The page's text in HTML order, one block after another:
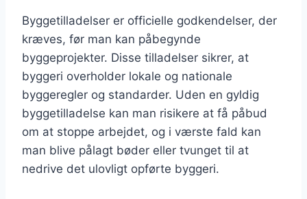
Byggetilladelser er officielle godkendelser, der
kræves, før man kan påbegynde
byggeprojekter. Disse tilladelser sikrer, at
byggeri overholder lokale og nationale
byggeregler og standarder. Uden en gyldig
byggetilladelse kan man risikere at få påbud
om at stoppe arbejdet, og i værste fald kan
man blive pålagt bøder eller tvunget til at
nedrive det ulovligt opførte byggeri.